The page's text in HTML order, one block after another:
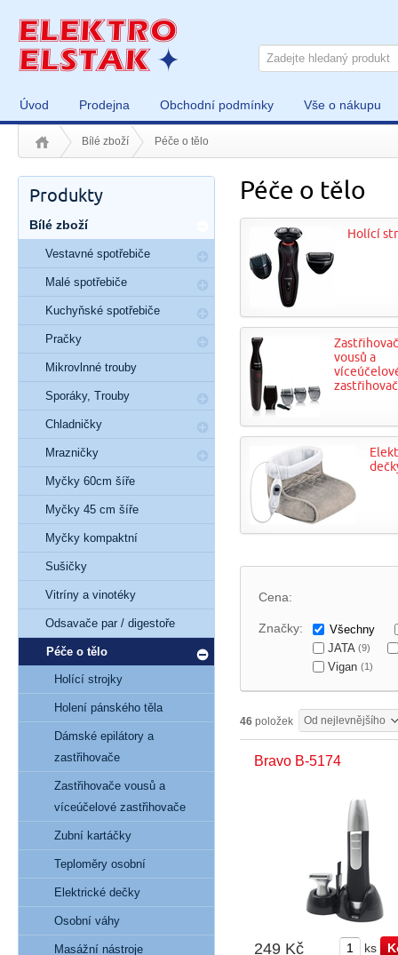
Úvod Prodejna Obchodní podmínky Vše o nákupu
Bílé zboží Péče o tělo
Péče o tělo
Holící
vousů a
Cena:
Značky:
Všechny
JATA (9)
Vigan (1)
46 položek Od nejlevnějšího
Bravo B-5174
249 Kč ks
Produkty
Bílé zboží
Vestavné spotřebiče
Malé spotřebiče
Kuchyňské spotřebiče
Pračky
Mikrovlnné trouby
Sporáky, Trouby
Chladničky
Mrazničky
Myčky 60cm šíře
Myčky 45 cm šíře
Myčky kompaktní
Sušičky
Vitríny a vinotéky
Odsavače par / digestoře
Péče o tělo
Holící strojky
Holení pánského těla
Dámské epilátory a
zastřihovače
Zastřihovače vousů a
víceúčelové zastřihovače
Zubní kartáčky
Teploměry osobní
Elektrické dečky
Osobní váhy
Masážní nástroje